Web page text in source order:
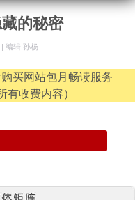
的秘密
编辑 孙杨
买网站包月畅读服务
有收费内容）